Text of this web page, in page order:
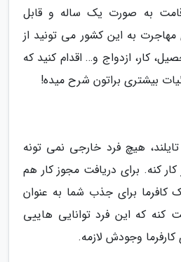
به صورت یک ساله و قابل
به این کشور می تونید از
کار، ازدواج و… اقدام کنید که
بیشتری براتون شرح میده!
هیچ فرد خارجی نمی تونه
کنه. برای دریافت مجوز کار هم
کافرما برای جذب شما به عنوان
کنه که این فرد توانایی هاییی
وجودش لازمه.